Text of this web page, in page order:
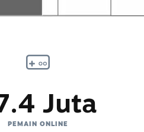
Juta
PEMAIN ONLINE